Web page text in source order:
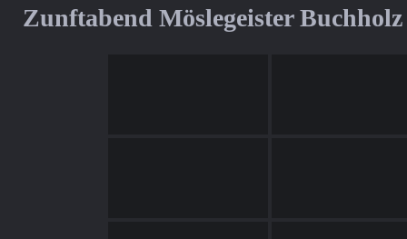
Zunftabend Möslegeister Buchholz